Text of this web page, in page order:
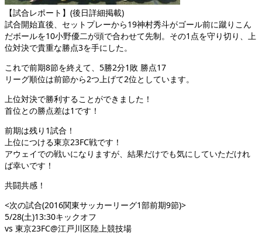
【試合レポート】(後日詳細掲載)
試合開始直後、セットプレーから19神村秀斗がゴール前に蹴りこん
だボールを10小野優二が頭で合わせて先制。その1点を守り切り、上
位対決で貴重な勝点3を手にした。
これで前期8節を終えて、5勝2分1敗 勝点17
リーグ順位は前節から2つ上げて2位としています。
上位対決で勝利することができました！
首位との勝点差は1です！
前期は残り1試合！
上位につける東京23FC戦です！
アウェイでの戦いになりますが、結果だけでも気にしていただけれ
ば幸いです！
共闘共感！
<次の試合(2016関東サッカーリーグ1部前期9節)>
5/28(土)13:30キックオフ
vs 東京23FC@江戸川区陸上競技場